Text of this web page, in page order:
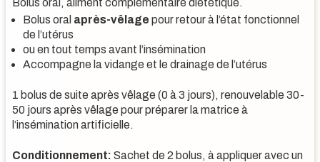
Bolus oral, aliment complémentaire diététique.
Bolus oral après-vêlage pour retour à l’état fonctionnel
de l’utérus
ou en tout temps avant l’insémination
Accompagne la vidange et le drainage de l’utérus
1 bolus de suite après vêlage (0 à 3 jours), renouvelable 30-
50 jours après vêlage pour préparer la matrice à
l’insémination artificielle.
Conditionnement: Sachet de 2 bolus, à appliquer avec un